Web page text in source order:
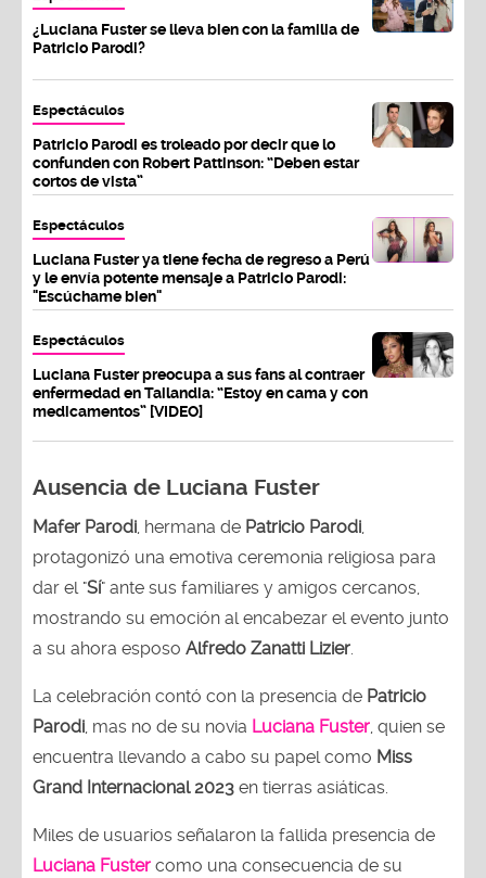
¿Luciana Fuster se lleva bien con la familia de
Patricio Parodi?
Espectáculos
Patricio Parodi es troleado por decir que lo
confunden con Robert Pattinson: “Deben estar
cortos de vista”
Espectáculos
Luciana Fuster ya tiene fecha de regreso a Perú
y le envía potente mensaje a Patricio Parodi:
"Escúchame bien"
Espectáculos
Luciana Fuster preocupa a sus fans al contraer
enfermedad en Tailandia: “Estoy en cama y con
medicamentos” [VIDEO]
Ausencia de Luciana Fuster
Mafer Parodi , hermana de Patricio Parodi
protagonizó una emotiva ceremonia religiosa para
dar el "Sí" ante sus familiares y amigos cercanos,
mostrando su emoción al encabezar el evento junto
a su ahora esposo Alfredo Zanatti Lizier
La celebración contó con la presencia de Patricio
Parodi , mas no de su novia Luciana Fuster , quien se
encuentra llevando a cabo su papel como Miss
Grand Internacional 2023 en tierras asiáticas.
Miles de usuarios señalaron la fallida presencia de
Luciana Fuster como una consecuencia de su